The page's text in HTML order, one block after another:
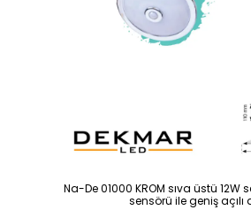
Na-De 01000 KROM sıva üstü 12W
sensörü ile geniş